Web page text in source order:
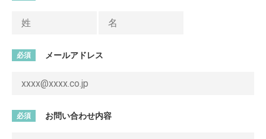
必須 メールアドレス
必須 お問い合わせ内容